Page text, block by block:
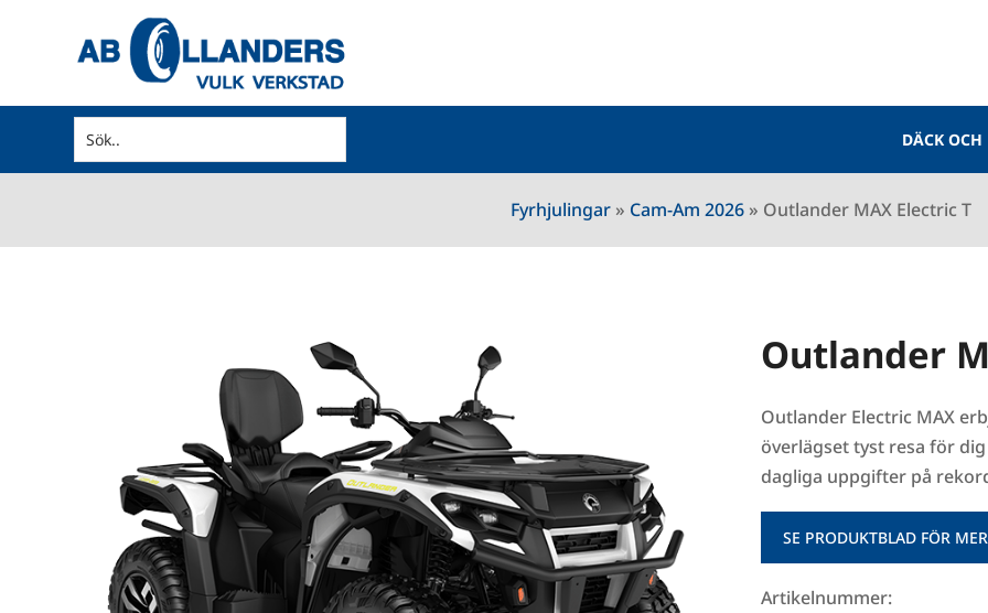
DÄCK OCH
Fyrhjulingar » Cam-Am 2026 » Outlander MAX Electric T
Outlander
Outlander Electric MAX
överlägset tyst resa för
dagliga uppgifter på
SE PRODUKTBLAD FÖR
Artikelnummer: